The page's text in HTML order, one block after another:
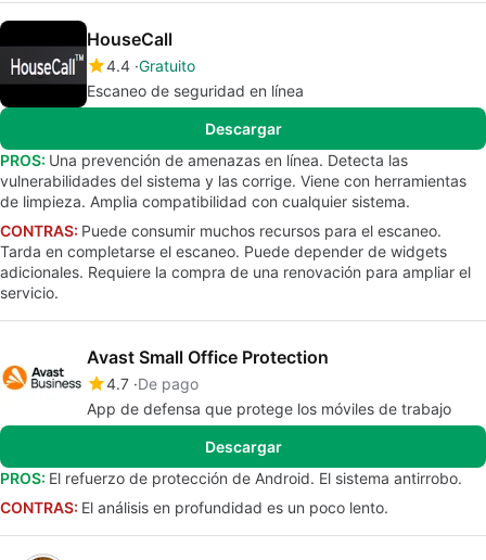
HouseCall
4.4 Gratuito
Escaneo de seguridad en línea
Descargar
PROS: Una prevención de amenazas en línea. Detecta las
vulnerabilidades del sistema y las corrige. Viene con herramientas
de limpieza. Amplia compatibilidad con cualquier sistema.
CONTRAS: Puede consumir muchos recursos para el escaneo.
Tarda en completarse el escaneo. Puede depender de widgets
adicionales. Requiere la compra de una renovación para ampliar el
servicio.
Avast Small Office Protection
4.7 De pago
App de defensa que protege los móviles de trabajo
Descargar
PROS: El refuerzo de protección de Android. El sistema antirrobo.
CONTRAS: El análisis en profundidad es un poco lento.